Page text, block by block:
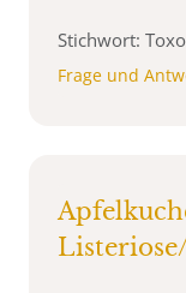
Stichwort:
Frage und